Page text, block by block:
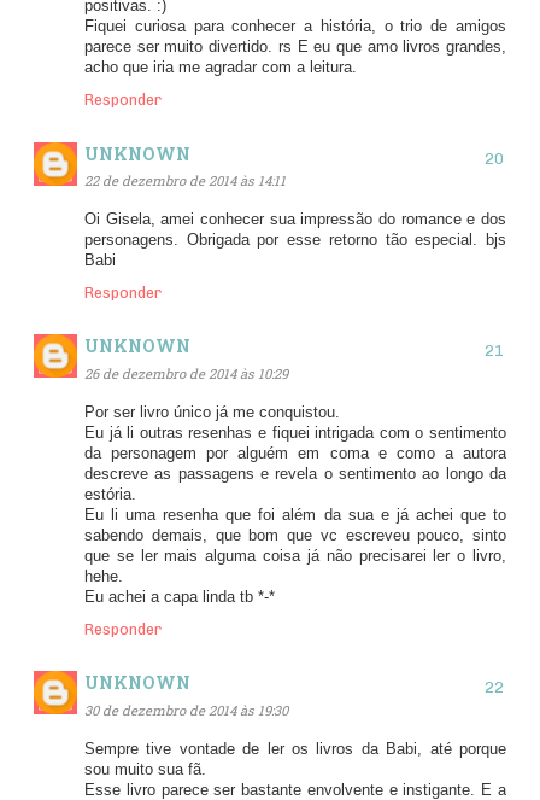
positivas. :)
Fiquei curiosa para conhecer a história, o trio de amigos
parece ser muito divertido. rs E eu que amo livros grandes,
acho que iria me agradar com a leitura.
Responder
UNKNOWN
22 de dezembro de 2014 às 14:11
Oi Gisela, amei conhecer sua impressão do romance e dos
personagens. Obrigada por esse retorno tão especial. bjs
Babi
Responder
UNKNOWN
26 de dezembro de 2014 às 10:29
Por ser livro único já me conquistou.
Eu já li outras resenhas e fiquei intrigada com o sentimento
da personagem por alguém em coma e como a autora
descreve as passagens e revela o sentimento ao longo da
estória.
Eu li uma resenha que foi além da sua e já achei que to
sabendo demais, que bom que vc escreveu pouco, sinto
que se ler mais alguma coisa já não precisarei ler o livro,
hehe.
Eu achei a capa linda tb *-*
Responder
UNKNOWN
30 de dezembro de 2014 às 19:30
Sempre tive vontade de ler os livros da Babi, até porque
sou muito sua fã.
Esse livro parece ser bastante envolvente e instigante. E a